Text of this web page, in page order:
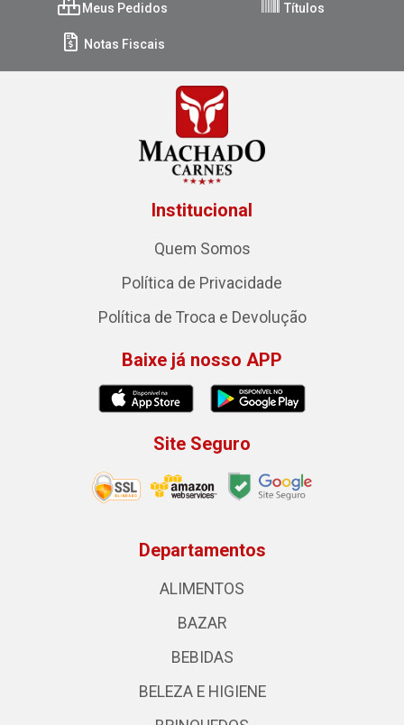
Meus Pedidos Títulos
Notas Fiscais
Institucional
Quem Somos
Política de Privacidade
Política de Troca e Devolução
Baixe já nosso APP
Site Seguro
Departamentos
ALIMENTOS
BAZAR
BEBIDAS
BELEZA E HIGIENE